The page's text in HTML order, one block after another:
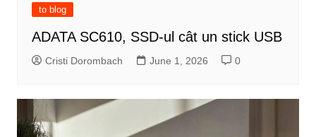
to blog
ADATA SC610, SSD-ul cât un stick USB
Cristi Dorombach June 1, 2026 0